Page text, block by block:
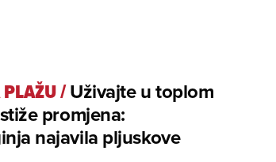
/Uživajte u toplom
promjena:
najavila pljuskove